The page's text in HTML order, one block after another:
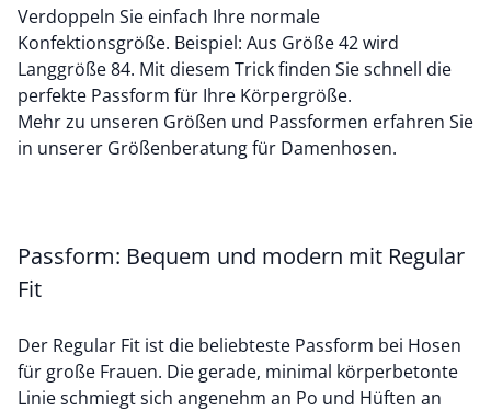
Verdoppeln Sie einfach Ihre normale
Konfektionsgröße. Beispiel: Aus Größe 42 wird
Langgröße 84. Mit diesem Trick finden Sie schnell die
perfekte Passform für Ihre Körpergröße.
Mehr zu unseren Größen und Passformen erfahren Sie
in unserer Größenberatung für Damenhosen.
Passform: Bequem und modern mit Regular
Fit
Der Regular Fit ist die beliebteste Passform bei Hosen
für große Frauen. Die gerade, minimal körperbetonte
Linie schmiegt sich angenehm an Po und Hüften an